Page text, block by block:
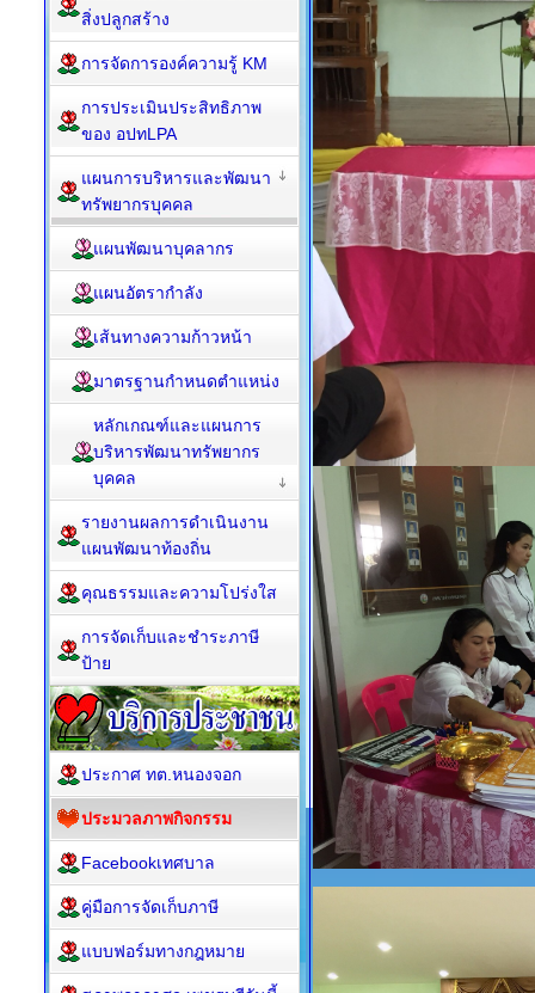
สิ่งปลูกสร้าง
การจัดการองค์ความรู้ KM
การประเมินประสิทธิภาพ
ของ อปทLPA
แผนการบริหารและพัฒนา
ทรัพยากรบุคคล
แผนพัฒนาบุคลากร
แผนอัตรากำลัง
เส้นทางความก้าวหน้า
มาตรฐานกำหนดตำแหน่ง
หลักเกณฑ์และแผนการ
บริหารพัฒนาทรัพยากร
บุคคล
รายงานผลการดำเนินงาน
แผนพัฒนาท้องถิ่น
คุณธรรมและความโปร่งใส
การจัดเก็บและชำระภาษี
ป้าย
ประกาศ ทต.หนองจอก
ประมวลภาพกิจกรรม
Facebookเทศบาล
คู่มือการจัดเก็บภาษี
แบบฟอร์มทางกฎหมาย